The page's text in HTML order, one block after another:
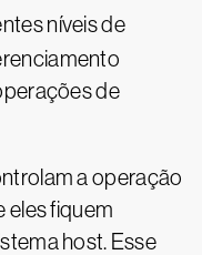
níveis de
de
a operação
eles fiquem
host. Esse